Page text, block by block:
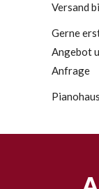
Versand
Gerne
Angebot
Anfrage